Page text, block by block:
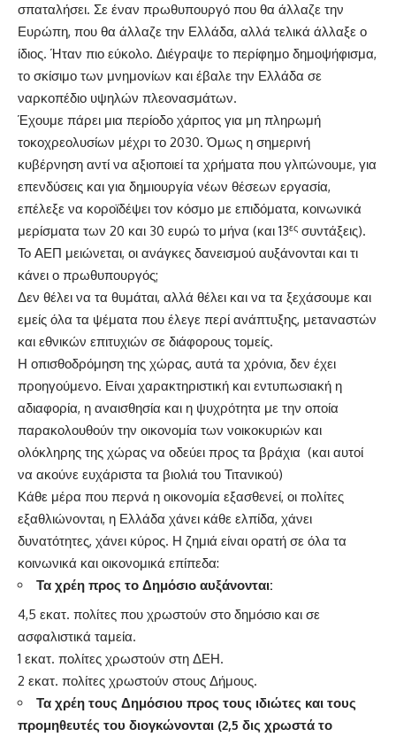
σπαταλήσει. Σε έναν πρωθυπουργό που θα άλλαζε την
Ευρώπη, που θα άλλαζε την Ελλάδα, αλλά τελικά άλλαξε ο
ίδιος. Ήταν πιο εύκολο. Διέγραψε το περίφημο δημοψήφισμα,
το σκίσιμο των μνημονίων και έβαλε την Ελλάδα σε
ναρκοπέδιο υψηλών πλεονασμάτων.
Έχουμε πάρει μια περίοδο χάριτος για μη πληρωμή
τοκοχρεολυσίων μέχρι το 2030. Όμως η σημερινή
κυβέρνηση αντί να αξιοποιεί τα χρήματα που γλιτώνουμε, για
επενδύσεις και για δημιουργία νέων θέσεων εργασία,
επέλεξε να κοροϊδέψει τον κόσμο με επιδόματα, κοινωνικά
μερίσματα των 20 και 30 ευρώ το μήνα (και 13ες συντάξεις).
Το ΑΕΠ μειώνεται, οι ανάγκες δανεισμού αυξάνονται και τι
κάνει ο πρωθυπουργός;
Δεν θέλει να τα θυμάται, αλλά θέλει και να τα ξεχάσουμε και
εμείς όλα τα ψέματα που έλεγε περί ανάπτυξης, μεταναστών
και εθνικών επιτυχιών σε διάφορους τομείς.
Η οπισθοδρόμηση της χώρας, αυτά τα χρόνια, δεν έχει
προηγούμενο. Είναι χαρακτηριστική και εντυπωσιακή η
αδιαφορία, η αναισθησία και η ψυχρότητα με την οποία
παρακολουθούν την οικονομία των νοικοκυριών και
ολόκληρης της χώρας να οδεύει προς τα βράχια (και αυτοί
να ακούνε ευχάριστα τα βιολιά του Τιτανικού)
Κάθε μέρα που περνά η οικονομία εξασθενεί, οι πολίτες
εξαθλιώνονται, η Ελλάδα χάνει κάθε ελπίδα, χάνει
δυνατότητες, χάνει κύρος. Η ζημιά είναι ορατή σε όλα τα
κοινωνικά και οικονομικά επίπεδα:
Τα χρέη προς το Δημόσιο αυξάνονται:
4,5 εκατ. πολίτες που χρωστούν στο δημόσιο και σε
ασφαλιστικά ταμεία.
1 εκατ. πολίτες χρωστούν στη ΔΕΗ.
2 εκατ. πολίτες χρωστούν στους Δήμους.
Τα χρέη τους Δημόσιου προς τους ιδιώτες και τους
προμηθευτές του διογκώνονται (2,5 δις χρωστά το